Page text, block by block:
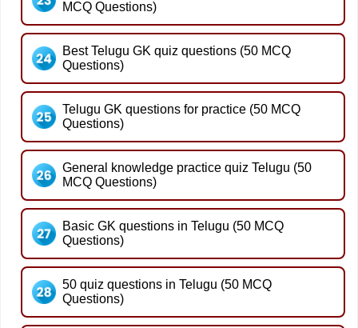
MCQ Questions)
Best Telugu GK quiz questions (50 MCQ
Questions)
Telugu GK questions for practice (50 MCQ
Questions)
General knowledge practice quiz Telugu (50
MCQ Questions)
Basic GK questions in Telugu (50 MCQ
Questions)
50 quiz questions in Telugu (50 MCQ
Questions)